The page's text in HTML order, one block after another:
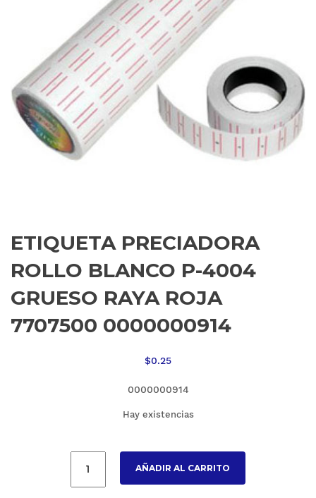
ETIQUETA PRECIADORA
ROLLO BLANCO P-4004
GRUESO RAYA ROJA
7707500 0000000914
$0.25
0000000914
Hay existencias
AÑADIR AL CARRITO